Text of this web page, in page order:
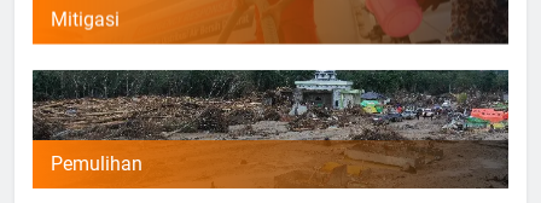
Mitigasi
Pemulihan